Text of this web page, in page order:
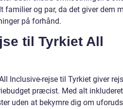
og par, da det giver dem
på forhånd.
til Tyrkiet All
Inclusive-rejse til Tyrkiet giver
præcist. Med alt
uden at bekymre dig om